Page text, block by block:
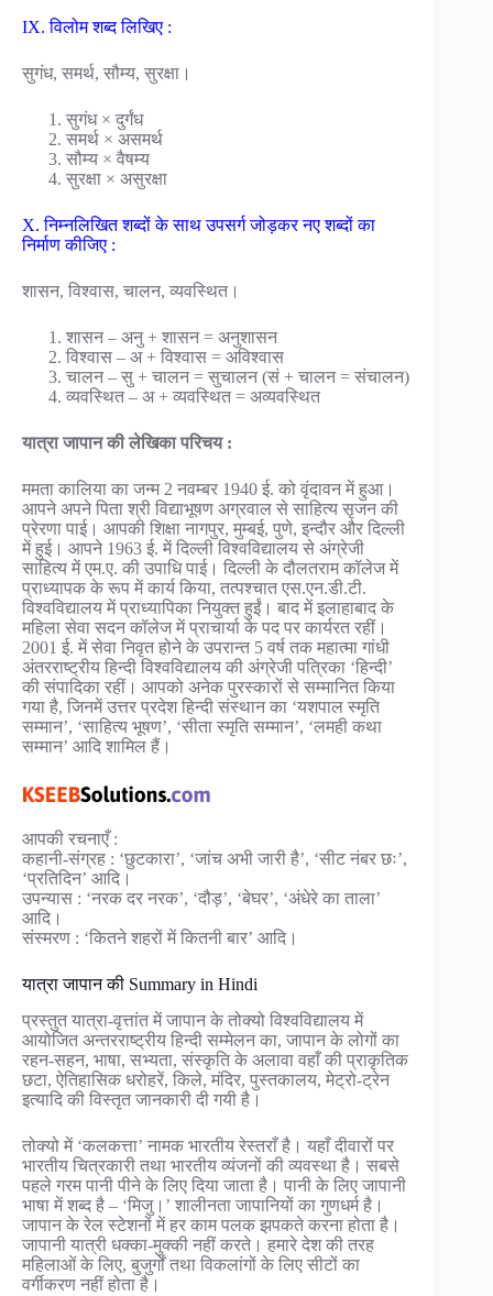
IX. विलोम शब्द लिखिए :
सुगंध, समर्थ, सौम्य, सुरक्षा।
सुगंध × दुर्गंध
समर्थ × असमर्थ
सौम्य × वैषम्य
सुरक्षा × असुरक्षा
X. निम्नलिखित शब्दों के साथ उपसर्ग जोड़कर नए शब्दों का
निर्माण कीजिए :
शासन, विश्वास, चालन, व्यवस्थित।
शासन – अनु + शासन = अनुशासन
विश्वास – अ + विश्वास = अविश्वास
चालन – सु + चालन = सुचालन (सं + चालन = संचालन)
व्यवस्थित – अ + व्यवस्थित = अव्यवस्थित
यात्रा जापान की लेखिका परिचय :
ममता कालिया का जन्म 2 नवम्बर 1940 ई. को वृंदावन में हुआ।
आपने अपने पिता श्री विद्याभूषण अग्रवाल से साहित्य सृजन की
प्रेरणा पाई। आपकी शिक्षा नागपुर, मुम्बई, पुणे, इन्दौर और दिल्ली
में हुई। आपने 1963 ई. में दिल्ली विश्वविद्यालय से अंग्रेजी
साहित्य में एम.ए. की उपाधि पाई। दिल्ली के दौलतराम कॉलेज में
प्राध्यापक के रूप में कार्य किया, तत्पश्चात एस.एन.डी.टी.
विश्वविद्यालय में प्राध्यापिका नियुक्त हुईं। बाद में इलाहाबाद के
महिला सेवा सदन कॉलेज में प्राचार्या के पद पर कार्यरत रहीं।
2001 ई. में सेवा निवृत होने के उपरान्त 5 वर्ष तक महात्मा गांधी
अंतरराष्ट्रीय हिन्दी विश्वविद्यालय की अंग्रेजी पत्रिका ‘हिन्दी’
की संपादिका रहीं। आपको अनेक पुरस्कारों से सम्मानित किया
गया है, जिनमें उत्तर प्रदेश हिन्दी संस्थान का ‘यशपाल स्मृति
सम्मान’, ‘साहित्य भूषण’, ‘सीता स्मृति सम्मान’, ‘लमही कथा
सम्मान’ आदि शामिल हैं।
आपकी रचनाएँ :
कहानी-संग्रह : ‘छुटकारा’, ‘जांच अभी जारी है’, ‘सीट नंबर छः’,
‘प्रतिदिन’ आदि।
उपन्यास : ‘नरक दर नरक’, ‘दौड़’, ‘बेघर’, ‘अंधेरे का ताला’
आदि।
संस्मरण : ‘कितने शहरों में कितनी बार’ आदि।
यात्रा जापान की Summary in Hindi
प्रस्तुत यात्रा-वृत्तांत में जापान के तोक्यो विश्वविद्यालय में
आयोजित अन्तरराष्ट्रीय हिन्दी सम्मेलन का, जापान के लोगों का
रहन-सहन, भाषा, सभ्यता, संस्कृति के अलावा वहाँ की प्राकृतिक
छटा, ऐतिहासिक धरोहरें, किले, मंदिर, पुस्तकालय, मेट्रो-ट्रेन
इत्यादि की विस्तृत जानकारी दी गयी है।
तोक्यो में ‘कलकत्ता’ नामक भारतीय रेस्तराँ है। यहाँ दीवारों पर
भारतीय चित्रकारी तथा भारतीय व्यंजनों की व्यवस्था है। सबसे
पहले गरम पानी पीने के लिए दिया जाता है। पानी के लिए जापानी
भाषा में शब्द है – ‘मिजु।’ शालीनता जापानियों का गुणधर्म है।
जापान के रेल स्टेशनों में हर काम पलक झपकते करना होता है।
जापानी यात्री धक्का-मुक्की नहीं करते। हमारे देश की तरह
महिलाओं के लिए, बुजुर्गों तथा विकलांगों के लिए सीटों का
वर्गीकरण नहीं होता है।